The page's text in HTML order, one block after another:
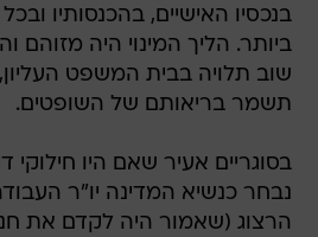
בנכסיו האישיים, בהכנסותיו
ביותר. הליך המינוי היה מזוהם
שוב תלויה בבית המשפט
תשמר בריאותם של השופטים.
בסוגריים אעיר שאם היו
נבחר כנשיא המדינה יו"ר
הרצוג (שאמור היה לקדם את